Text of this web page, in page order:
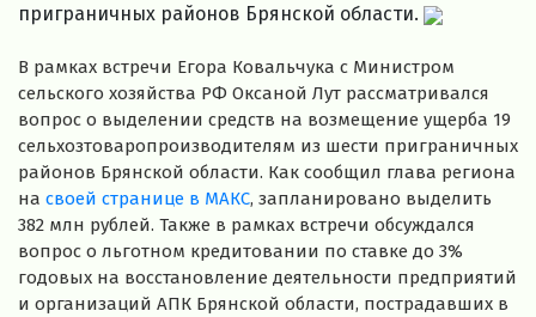
приграничных районов Брянской области.
В рамках встречи Егора Ковальчука с Министром
сельского хозяйства РФ Оксаной Лут рассматривался
вопрос о выделении средств на возмещение ущерба 19
сельхозтоваропроизводителям из шести приграничных
районов Брянской области. Как сообщил глава региона
на своей странице в МАКС, запланировано выделить
382 млн рублей. Также в рамках встречи обсуждался
вопрос о льготном кредитовании по ставке до 3%
годовых на восстановление деятельности предприятий
и организаций АПК Брянской области, пострадавших в